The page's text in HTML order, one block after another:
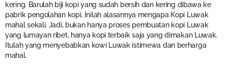
kering. Barulah biji kopi yang sudah bersih dan kering dibawa ke
pabrik pengolahan kopi. Inilah alasannya mengapa Kopi Luwak
mahal sekali. Jadi, bukan hanya proses pembuatan kopi Luwak
yang lumayan ribet, hanya kopi terbaik saja yang dimakan Luwak.
Itulah yang menyebabkan kowi Luwak istimewa dan berharga
mahal.